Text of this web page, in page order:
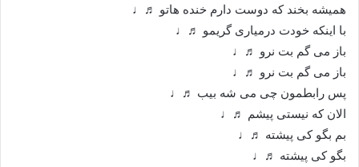
همیشه بخند که دوست دارم خنده هاتو ♬♩
با اینکه خودت درمیاری گریمو ♬♩
باز می گم بت نرو ♬♩
باز می گم بت نرو ♬♩
پس رابطمون چی می شه بیب ♬♩
الان که نیستی پیشم ♬♩
بم بگو کی پیشته ♬♩
بگو کی پیشته ♬♩